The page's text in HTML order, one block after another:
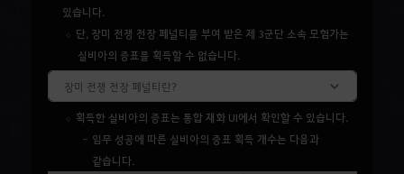
있습니다.
단, 장미 전쟁 전장 페널티를 부여 받은 제 3군단 소속 모험가는
실비아의 증표를 획득할 수 없습니다.
장미 전쟁 전장 페널티란?
획득한 실비아의 증표는 통합 재화 UI에서 확인할 수 있습니다.
임무 성공에 따른 실비아의 증표 획득 개수는 다음과
같습니다.